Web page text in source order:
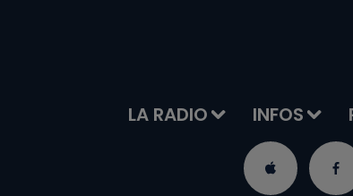
LA RADIO INFOS